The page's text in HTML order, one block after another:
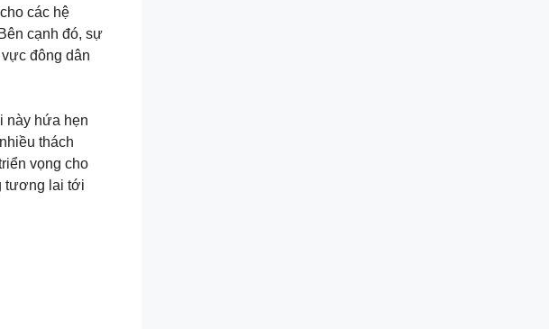
các hệ
cạnh đó, sự
đông dân
này hứa hẹn
thách
vọng cho
tương lai tới